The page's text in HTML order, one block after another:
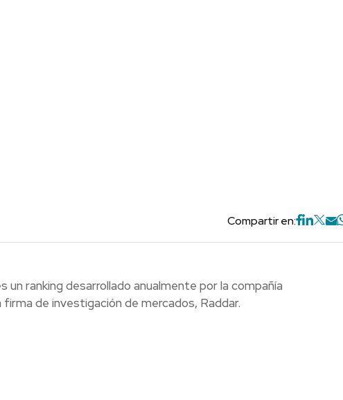
Compartir en:
un ranking desarrollado anualmente por la compañía
de investigación de mercados, Raddar.